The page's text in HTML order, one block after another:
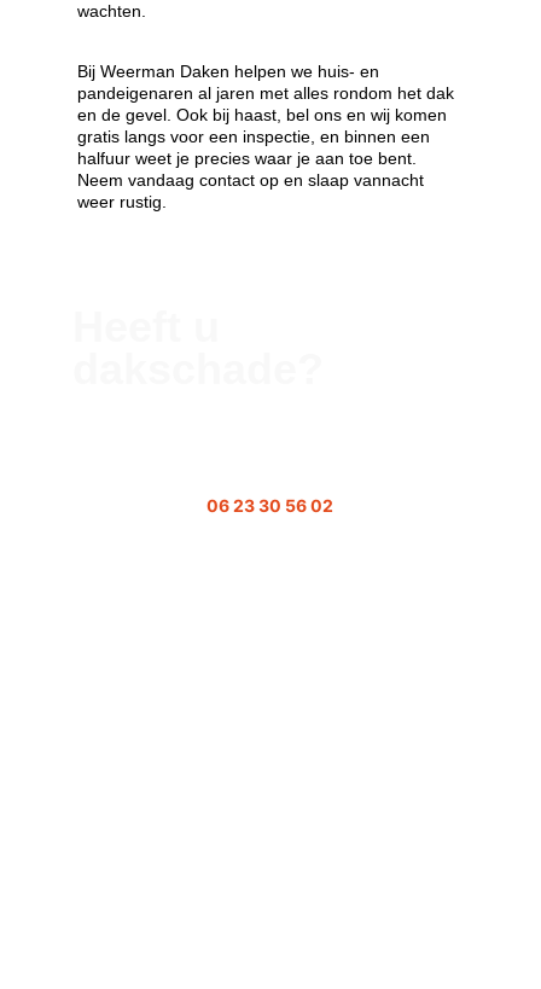
wachten.
Bij Weerman Daken helpen we huis- en
pandeigenaren al jaren met alles rondom het dak
en de gevel. Ook bij haast, bel ons en wij komen
gratis langs voor een inspectie, en binnen een
halfuur weet je precies waar je aan toe bent.
Neem vandaag contact op en slaap vannacht
weer rustig.
06 23 30 56 02